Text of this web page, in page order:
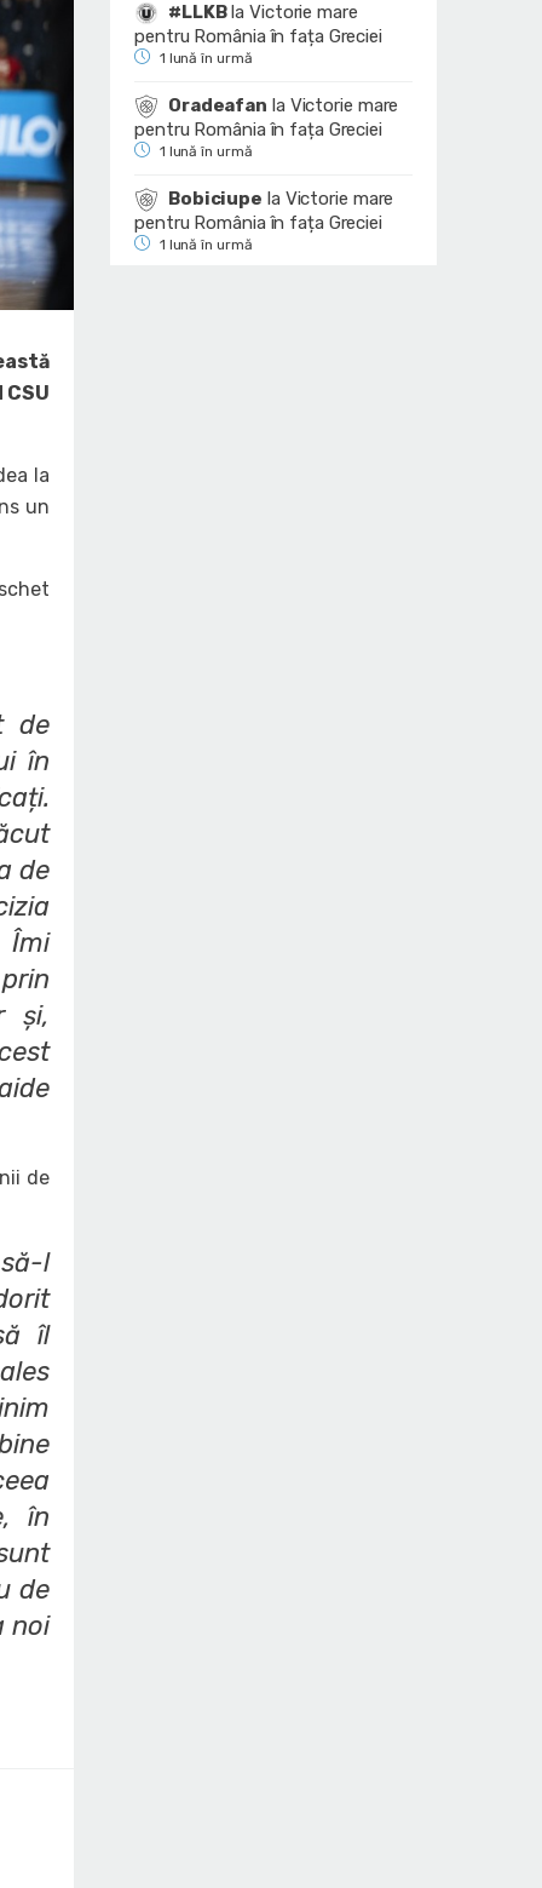
la
un
de
în
de
Îmi
și,
de
l
îl
în
de
noi
#LLKBlaVictorie mare
pentru România în fața Greciei
1 lună în urmă
Oradeafan la Victorie mare
pentru România în fața Greciei
1 lună în urmă
Bobiciupe la Victorie mare
pentru România în fața Greciei
1 lună în urmă